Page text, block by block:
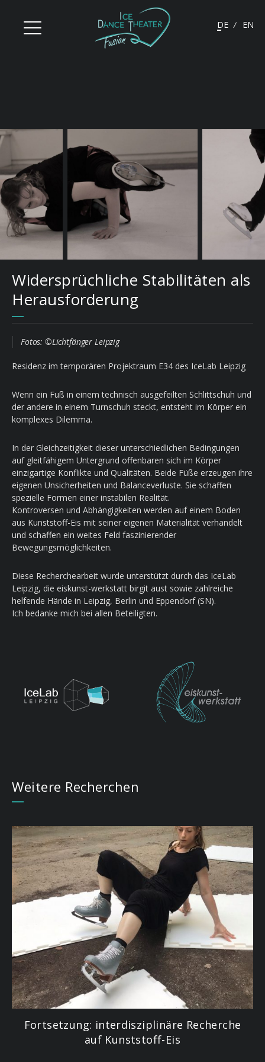
Deutsch
Widersprüchliche Stabilitäten als
Herausforderung
Fotos: ©Lichtfänger Leipzig
Residenz im temporären Projektraum E34 des IceLab Leipzig
Wenn ein Fuß in einem technisch ausgefeilten Schlittschuh und
der andere in einem Turnschuh steckt, entsteht im Körper ein
komplexes Dilemma.
In der Gleichzeitigkeit dieser unterschiedlichen Bedingungen
auf gleitfähigem Untergrund offenbaren sich im Körper
einzigartige Konflikte und Qualitäten. Beide Füße erzeugen ihre
eigenen Unsicherheiten und Balanceverluste. Sie schaffen
spezielle Formen einer instabilen Realität.
Kontroversen und Abhängigkeiten werden auf einem Boden
aus Kunststoff-Eis mit seiner eigenen Materialität verhandelt
und schaffen ein weites Feld faszinierender
Bewegungsmöglichkeiten.
Diese Recherchearbeit wurde unterstützt durch das IceLab
Leipzig, die eiskunst-werkstatt birgit aust sowie zahlreiche
helfende Hände in Leipzig, Berlin und Eppendorf (SN).
Ich bedanke mich bei allen Beteiligten.
Weitere Recherchen
Fortsetzung: interdisziplinäre Recherche
auf Kunststoff-Eis